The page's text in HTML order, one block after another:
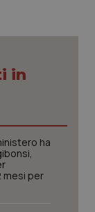
in
ha
mesi per
sulle pagine e
non è in grado di